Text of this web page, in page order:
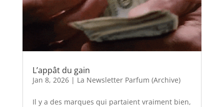
L’appât du gain
Jan 8, 2026| La Newsletter Parfum (Archive)
Il y a des marques qui partaient vraiment bien,